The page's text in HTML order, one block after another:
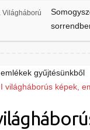
I. Világháború
gyűjtésünkből